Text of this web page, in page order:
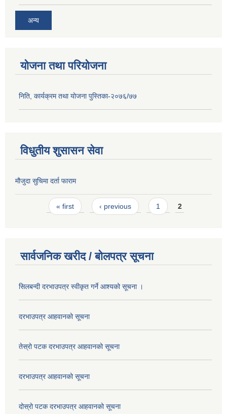
अन्य
योजना तथा परियोजना
निति, कार्यक्रम तथा योजना पुस्तिका-२०७६/७७
विधुतीय शुसासन सेवा
मौजुदा सुचिमा दर्ता फाराम
Pages« first ‹ previous 1 2
सार्वजनिक खरीद / बोलपत्र सूचना
सिलबन्दी दरभाउपत्र स्वीकृत गर्ने आश्यको सूचना ।
दरभाउपत्र आहवानको सूचना
तेस्रो पटक दरभाउपत्र आहवानको सूचना
दरभाउपत्र आहवानको सूचना
दोस्रो पटक दरभाउपत्र आहवानको सूचना